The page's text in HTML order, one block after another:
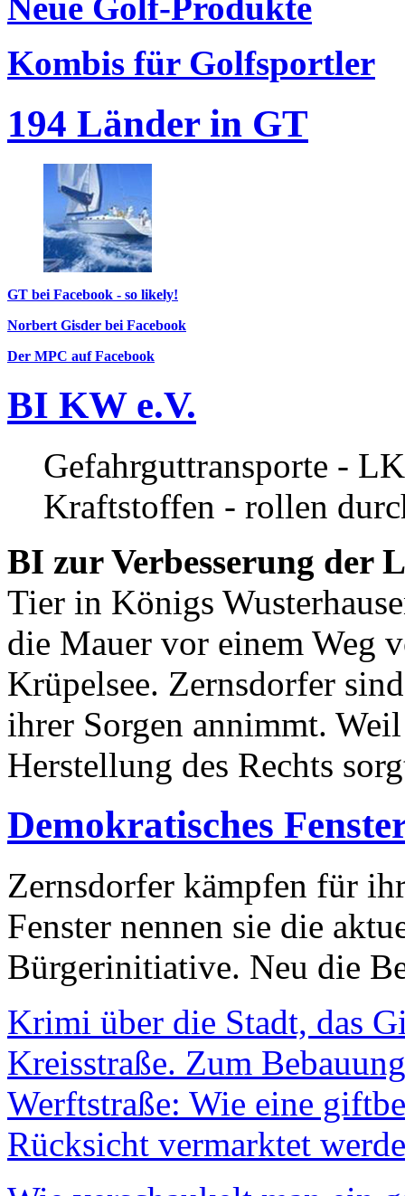
Kombis für Golfsportler
194 Länder in GT
GT bei Facebook - so likely!
Norbert Gisder bei Facebook
Der MPC auf Facebook
BI KW e.V.
Gefahrguttransporte -
Kraftstoffen - rollen
BI zur Verbesserung der
Tier in Königs
die Mauer vor einem Weg
Krüpelsee. Zernsdorfer
ihrer Sorgen annimmt.
Herstellung des Rechts
Demokratisches
Zernsdorfer kämpfen für
Fenster nennen sie die
Bürgerinitiative. Neu die
Krimi über die Stadt, das
Kreisstraße. Zum
Werftstraße: Wie eine
Rücksicht vermarktet